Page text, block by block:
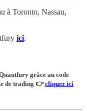
à Toronto, Nassau,
ici.
grâce au code
de trading 👉cliquez ici